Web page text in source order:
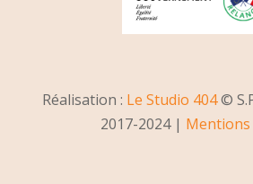
Réalisation : Le Studio 404©
2017-2024 | Mentions